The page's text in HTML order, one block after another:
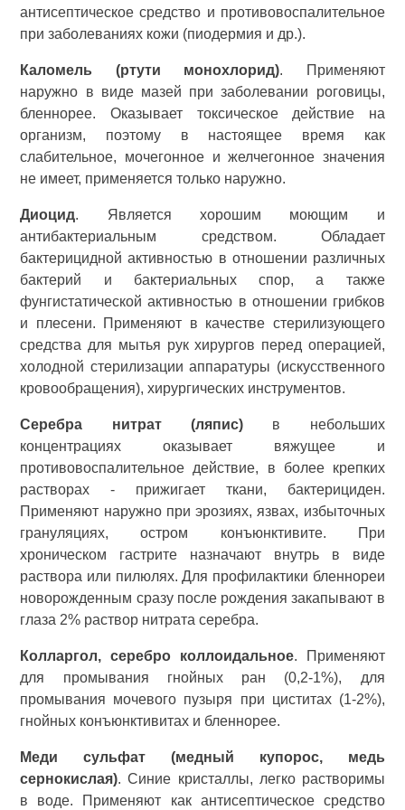
антисептическое средство и противовоспалительное
при заболеваниях кожи (пиодермия и др.).
Каломель (ртути монохлорид). Применяют
наружно в виде мазей при заболевании роговицы,
бленнорее. Оказывает токсическое действие на
организм, поэтому в настоящее время как
слабительное, мочегонное и желчегонное значения
не имеет, применяется только наружно.
Диоцид. Является хорошим моющим и
антибактериальным средством. Обладает
бактерицидной активностью в отношении различных
бактерий и бактериальных спор, а также
фунгистатической активностью в отношении грибков
и плесени. Применяют в качестве стерилизующего
средства для мытья рук хирургов перед операцией,
холодной стерилизации аппаратуры (искусственного
кровообращения), хирургических инструментов.
Серебра нитрат (ляпис) в небольших
концентрациях оказывает вяжущее и
противовоспалительное действие, в более крепких
растворах - прижигает ткани, бактерициден.
Применяют наружно при эрозиях, язвах, избыточных
грануляциях, остром конъюнктивите. При
хроническом гастрите назначают внутрь в виде
раствора или пилюлях. Для профилактики бленнореи
новорожденным сразу после рождения закапывают в
глаза 2% раствор нитрата серебра.
Колларгол, серебро коллоидальное. Применяют
для промывания гнойных ран (0,2-1%), для
промывания мочевого пузыря при циститах (1-2%),
гнойных конъюнктивитах и бленнорее.
Меди сульфат (медный купорос, медь
сернокислая). Синие кристаллы, легко растворимы
в воде. Применяют как антисептическое средство